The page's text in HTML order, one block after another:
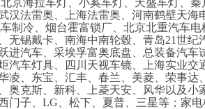
京海拉车灯、小奚车灯、天盛车灯、秦
汉法雷奥、上海法雷奥、河南鹤壁天海
制冷、烟台霍富锁厂、北京北重汽车电
锡戴卡、南海中南轮毂、青岛21世纪
进汽车、采埃孚富奥底盘、总装备汽车
车灯具、四川天视车镜、上海实业交
凌、东宝、汇丰、春兰、美菱、荣事达
奥克斯、新科、上菱天安、风华以及小
门子、LG、松下、夏普、三星等；家